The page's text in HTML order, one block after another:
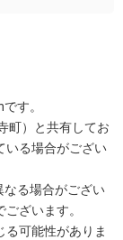
す。
町）と共有してお
いる場合がござい
る場合がござい
ざいます。
可能性がありま